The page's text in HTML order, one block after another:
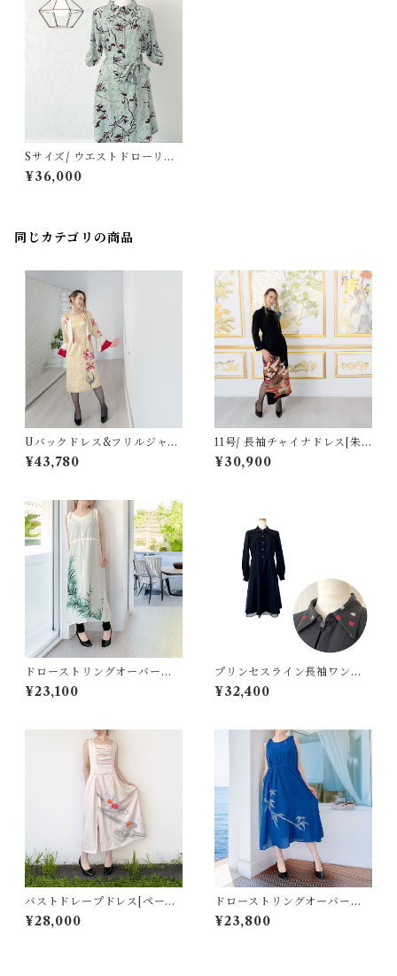
Sサイズ/ ウエストドローリン
グシャツワンピース[淡緑に筆
描き竹模様錦紗]
¥36,000
同じカテゴリの商品
Uバックドレス&フリルジャケ
ット[山吹色に絞染め紅花付下
げ]
¥43,780
11号/ 長袖チャイナドレス[朱
金の飛鶴と松屋敷模様留袖]
¥30,900
ドローストリングオーバーレ
イワンピース[白に緑の葉植物
模様夏着物]
¥23,100
プリンセスライン長袖ワンピ
ース[黒x銘仙 赤ドットx裾レー
ス]
¥32,400
バストドレープドレス[ペール
ピンクに薔薇模様訪問着]※理
由あり特価
¥28,000
ドローストリングオーバーレ
イワンピース[青カットワーク
笹模様夏着物]
¥23,800